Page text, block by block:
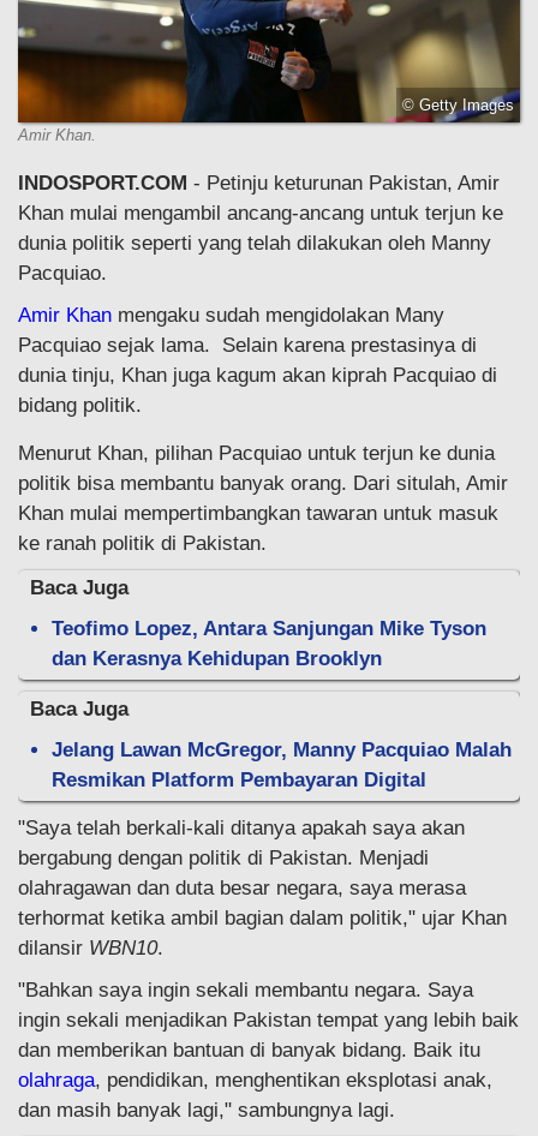
© Getty Images
Amir Khan.
INDOSPORT.COM - Petinju keturunan Pakistan, Amir
Khan mulai mengambil ancang-ancang untuk terjun ke
dunia politik seperti yang telah dilakukan oleh Manny
Pacquiao.
Amir Khan mengaku sudah mengidolakan Many
Pacquiao sejak lama. Selain karena prestasinya di
dunia tinju, Khan juga kagum akan kiprah Pacquiao di
bidang politik.
Menurut Khan, pilihan Pacquiao untuk terjun ke dunia
politik bisa membantu banyak orang. Dari situlah, Amir
Khan mulai mempertimbangkan tawaran untuk masuk
ke ranah politik di Pakistan.
Baca Juga
Teofimo Lopez, Antara Sanjungan Mike Tyson
dan Kerasnya Kehidupan Brooklyn
Baca Juga
Jelang Lawan McGregor, Manny Pacquiao Malah
Resmikan Platform Pembayaran Digital
"Saya telah berkali-kali ditanya apakah saya akan
bergabung dengan politik di Pakistan. Menjadi
olahragawan dan duta besar negara, saya merasa
terhormat ketika ambil bagian dalam politik," ujar Khan
dilansir WBN10.
"Bahkan saya ingin sekali membantu negara. Saya
ingin sekali menjadikan Pakistan tempat yang lebih baik
dan memberikan bantuan di banyak bidang. Baik itu
olahraga, pendidikan, menghentikan eksplotasi anak,
dan masih banyak lagi," sambungnya lagi.